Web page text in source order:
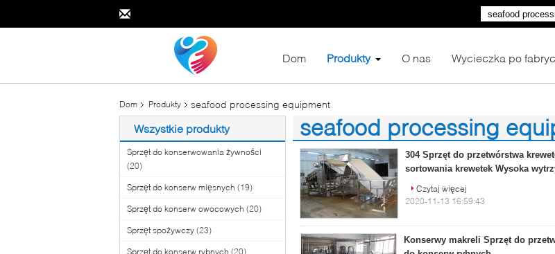
Dom Produkty O nas Wycieczka po
Dom Produkty seafood processing equipment
Wszystkie produkty
Sprzęt do konserwowania żywności
(20)
Sprzęt do konserw mięsnych (19)
Sprzęt do konserw owocowych (20)
Sprzęt spożywczy (23)
Sprzęt do konserw rybnych (20)
seafood processing
(14)
304 Sprzęt do przetwórstwa
sortowania krewetek Wysoka
Czytaj więcej
2020-11-13 16:59:43
Konserwy makreli Sprzęt do